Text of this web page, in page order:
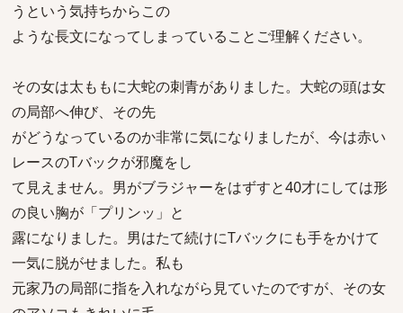
うという気持ちからこの
ような長文になってしまっていることご理解ください。
その女は太ももに大蛇の刺青がありました。大蛇の頭は女
の局部へ伸び、その先
がどうなっているのか非常に気になりましたが、今は赤い
レースのTバックが邪魔をし
て見えません。男がブラジャーをはずすと40才にしては形
の良い胸が「プリンッ」と
露になりました。男はたて続けにTバックにも手をかけて
一気に脱がせました。私も
元家乃の局部に指を入れながら見ていたのですが、その女